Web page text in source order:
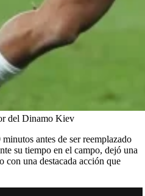
del Dinamo Kiev
antes de ser reemplazado
su tiempo en el campo, dejó una
con una destacada acción que